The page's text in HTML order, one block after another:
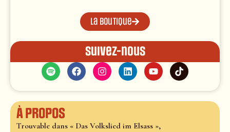
La boutique
Suivez-nous
À propos
Trouvable dans « Das Volkslied im Elsass »,